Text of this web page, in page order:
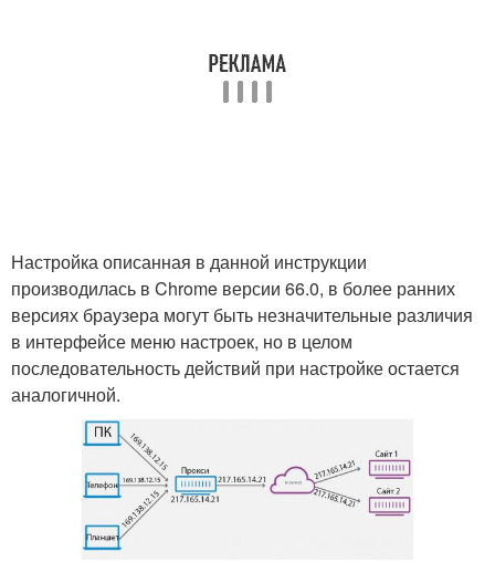
Настройка описанная в данной инструкции
производилась в Chrome версии 66.0, в более ранних
версиях браузера могут быть незначительные различия
в интерфейсе меню настроек, но в целом
последовательность действий при настройке остается
аналогичной.